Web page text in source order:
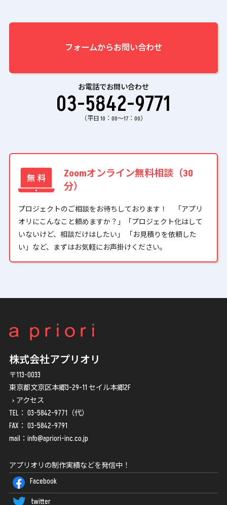
フォームからお問い合わせ
お電話でお問い合わせ
03-5842-9771
（平日 10：00〜17：00）
Zoomオンライン無料相談（30
分）
プロジェクトのご相談をお待ちしております！ 「アプリ
オリにこんなこと頼めますか？」「プロジェクト化はして
いないけど、相談だけはしたい」 「お見積りを依頼した
い」など、まずはお気軽にお声掛けください。
株式会社アプリオリ
〒113-0033
東京都文京区本郷3-29-11 セイル本郷2F
アクセス
TEL： 03-5842-9771 （代）
FAX： 03-5842-9791
mail： info@apriori-inc.co.jp
アプリオリの制作実績などを発信中！
Facebook
twitter